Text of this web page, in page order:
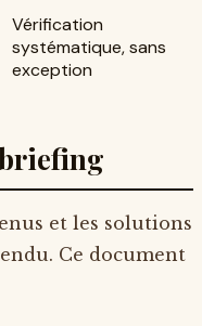
Vérification
systématique, sans
exception
et les solutions
Ce document